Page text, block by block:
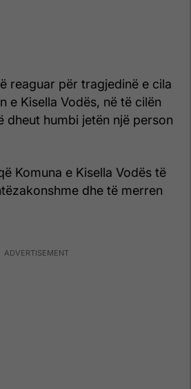
reaguar për tragjedinë e cila
e Kisella Vodës, në të cilën
dheut humbi jetën një person
Komuna e Kisella Vodës të
dhe të merren